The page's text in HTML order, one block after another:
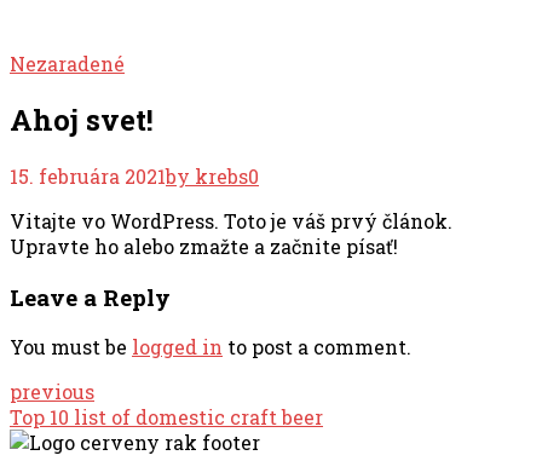
Nezaradené
Ahoj svet!
15. februára 2021by krebs0
Vitajte vo WordPress. Toto je váš prvý článok.
Upravte ho alebo zmažte a začnite písať!
Leave a Reply
You must be logged in to post a comment.
previous
Top 10 list of domestic craft beer